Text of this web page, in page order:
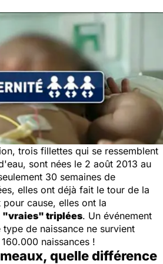
trois fillettes qui se ressemblent
sont nées le 2 août 2013 au
30 semaines de
elles ont déjà fait le tour de la
cause, elles ont la
"vraies" triplées. Un événement
de naissance ne survient
naissances !
quelle différence